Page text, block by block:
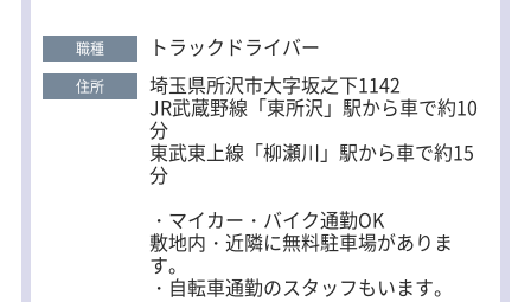
現在では月収40万円近く稼いでいま
す。
◆ 丁寧な研修で未経験も安心
入社後は先輩が同乗し、仕事の流れや
運転のコツを丁寧に指導。
研修は1～2ヶ月、習熟度に合わせて実
施します。
その後は固定ルート配送からスタート
するため、無理なく仕事を覚えられま
す。
のドライバーが活躍 ・一人一車制 ・ブランクがあっ
てもOK ・固定ルートで道がおぼえやすい ・取引先
への営業業務は一切なし ・未経験OK★70％が業界
未経験スタート！
職種 トラックドライバー
住所 埼玉県所沢市大字坂之下1142
JR武蔵野線「東所沢」駅から車で約10
分
東武東上線「柳瀬川」駅から車で約15
分
・マイカー・バイク通勤OK
敷地内・近隣に無料駐車場がありま
す。
・自転車通勤のスタッフもいます。